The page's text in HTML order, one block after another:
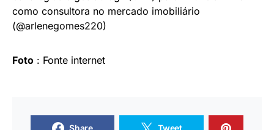
como consultora no mercado imobiliário
(@arlenegomes220)
Foto : Fonte internet
Share Tweet